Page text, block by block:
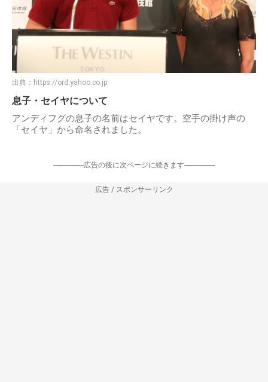
出典： https://ord.yahoo.co.jp
息子・セイヤについて
アンディフグの息子の名前はセイヤです。空手の掛け声の
「セイヤ」から命名されました。
-----------------広告の後に次ページに続きます-----------------
広告 / スポンサーリンク